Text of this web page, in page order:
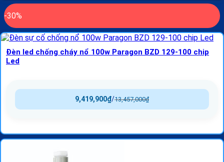
-30%
Đèn led chống cháy nổ 100w Paragon BZD 129-100 chip
Led
13,457,000₫
/
9,419,900₫